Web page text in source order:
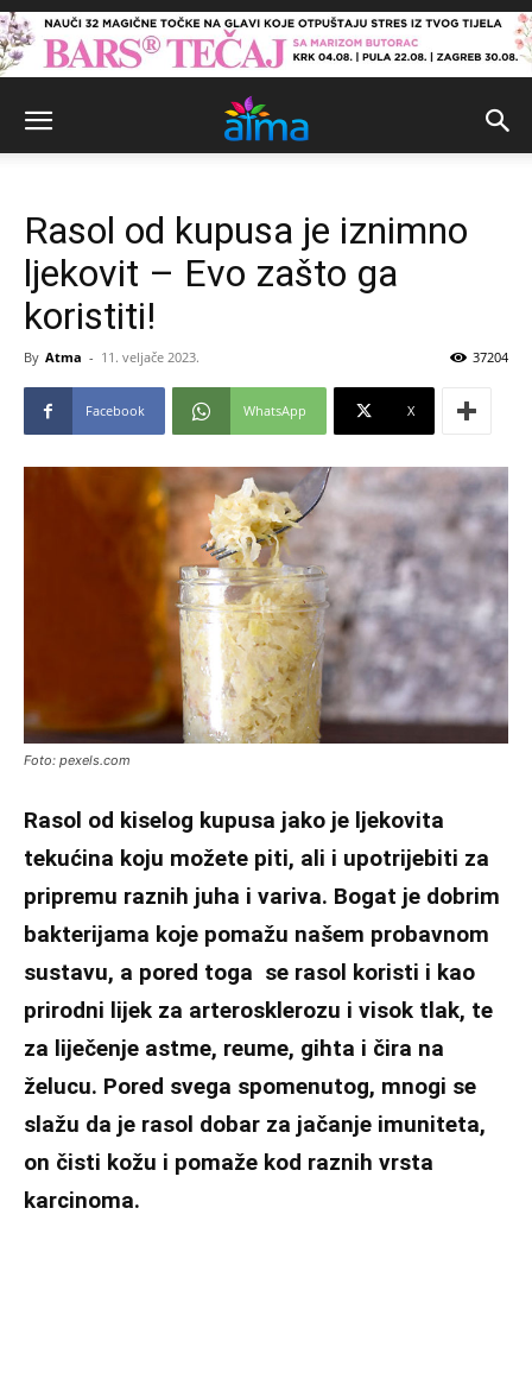
Rasol od kupusa je iznimno
ljekovit – Evo zašto ga
koristiti!
By Atma - 11. veljače 2023. 37204
Facebook WhatsApp X
Foto: pexels.com
Rasol od kiselog kupusa jako je ljekovita
tekućina koju možete piti, ali i upotrijebiti za
pripremu raznih juha i variva. Bogat je dobrim
bakterijama koje pomažu našem probavnom
sustavu, a pored toga se rasol koristi i kao
prirodni lijek za arterosklerozu i visok tlak, te
za liječenje astme, reume, gihta i čira na
želucu. Pored svega spomenutog, mnogi se
slažu da je rasol dobar za jačanje imuniteta,
on čisti kožu i pomaže kod raznih vrsta
karcinoma.